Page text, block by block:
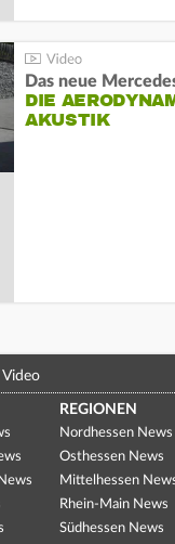
DIE
AKUSTIK
Video
REGIONEN
Nordhessen News
Osthessen News
Mittelhessen
Rhein-Main News
Südhessen News